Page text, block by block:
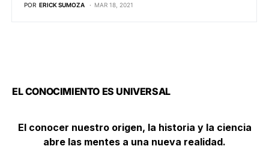
POR ERICK SUMOZA MAR 18, 2021
EL CONOCIMIENTO ES UNIVERSAL
El conocer nuestro origen, la historia y la ciencia
abre las mentes a una nueva realidad.